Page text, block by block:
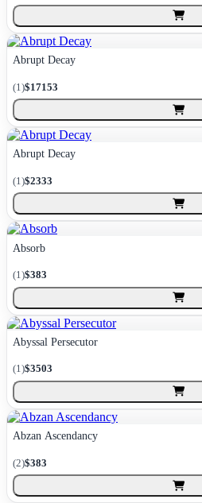
Abrupt Decay
(1)$17153
Abrupt Decay
(1)$2333
Absorb
(1)$383
Abyssal Persecutor
(1)$3503
Abzan Ascendancy
(2)$383